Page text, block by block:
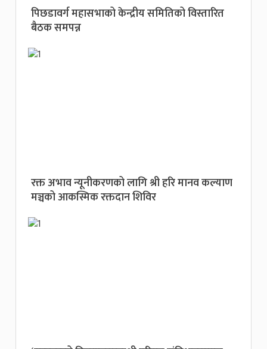
पिछडावर्ग महासभाको केन्द्रीय समितिको विस्तारित
बैठक समपन्न
रक्त अभाव न्यूनीकरणको लागि श्री हरि मानव कल्याण
मञ्चको आकस्मिक रक्तदान शिविर